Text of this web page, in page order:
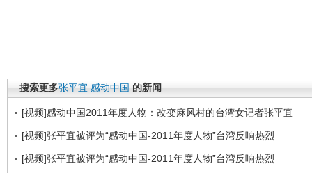
搜索更多张平宜 感动中国 的新闻
[视频]感动中国2011年度人物：改变麻风村的台湾女记者张平宜
[视频]张平宜被评为“感动中国-2011年度人物”台湾反响热烈
[视频]张平宜被评为“感动中国-2011年度人物”台湾反响热烈